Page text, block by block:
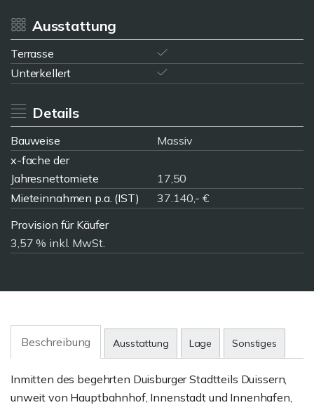
Ausstattung
Terrasse
Unterkellert
Details
Bauweise
Massiv
x-fache der
Jahresnettomiete
17,50
Mieteinnahmen p.a. (IST)
37.140,- €
Provision für Käufer
3,57 % inkl. MwSt.
Beschreibung Ausstattung Lage Sonstiges
Inmitten des begehrten Duisburger Stadtteils Duissern,
unweit von Hauptbahnhof, Innenstadt und Innenhafen,